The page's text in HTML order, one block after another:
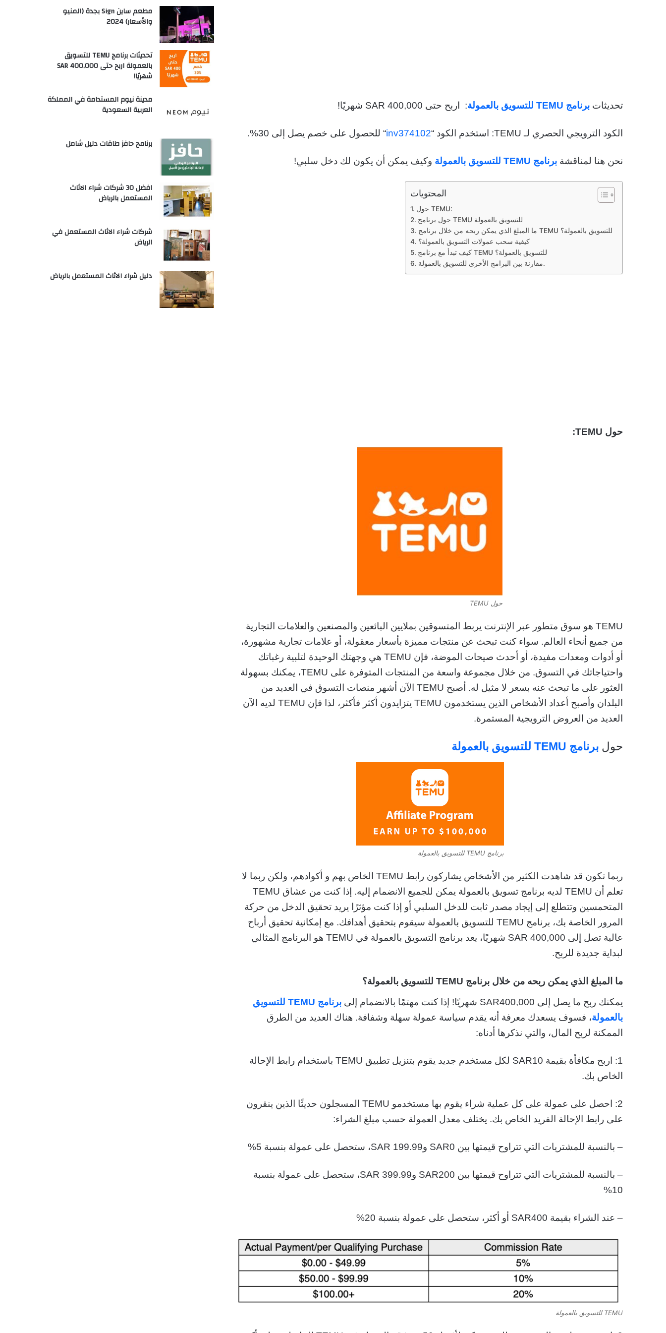
تحديثات برنامج TEMU للتسويق بالعمولة : اربح حتى SAR 400,000 شهريًا!
الكود الترويجي الحصري لـ TEMU: استخدم الكود “ inv374102
“ للحصول على خصم يصل إلى 30%.
نحن هنا لمناقشة برنامج TEMU للتسويق بالعمولة وكيف يمكن أن يكون لك دخل سلبي!
المحتويات
حول TEMU:
حول برنامج TEMU للتسويق بالعمولة
ما المبلغ الذي يمكن ربحه من خلال برنامج TEMU للتسويق بالعمولة؟
كيفية سحب عمولات التسويق بالعمولة؟
كيف تبدأ مع برنامج TEMU للتسويق بالعمولة؟
مقارنة بين البرامج الأخرى للتسويق بالعمولة.
حول TEMU:
حول TEMU
TEMU هو سوق متطور عبر الإنترنت يربط المتسوقين بملايين البائعين والمصنعين والعلامات التجارية
من جميع أنحاء العالم. سواء كنت تبحث عن منتجات مميزة بأسعار معقولة، أو علامات تجارية مشهورة،
أو أدوات ومعدات مفيدة، أو أحدث صيحات الموضة، فإن TEMU هي وجهتك الوحيدة لتلبية رغباتك
واحتياجاتك في التسوق. من خلال مجموعة واسعة من المنتجات المتوفرة على TEMU، يمكنك بسهولة
العثور على ما تبحث عنه بسعر لا مثيل له. أصبح TEMU الآن أشهر منصات التسوق في العديد من
البلدان وأصبح أعداد الأشخاص الذين يستخدمون TEMU يتزايدون أكثر فأكثر، لذا فإن TEMU لديه الآن
العديد من العروض الترويجية المستمرة.
حول برنامج TEMU للتسويق بالعمولة
برنامج TEMU للتسويق بالعمولة
ربما تكون قد شاهدت الكثير من الأشخاص يشاركون رابط TEMU الخاص بهم و أكوادهم، ولكن ربما لا
تعلم أن TEMU لديه برنامج تسويق بالعمولة يمكن للجميع الانضمام إليه. إذا كنت من عشاق TEMU
المتحمسين وتتطلع إلى إيجاد مصدر ثابت للدخل السلبي أو إذا كنت مؤثرًا يريد تحقيق الدخل من حركة
المرور الخاصة بك، برنامج TEMU للتسويق بالعمولة سيقوم بتحقيق أهدافك. مع إمكانية تحقيق أرباح
عالية تصل إلى SAR 400,000 شهريًا، يعد برنامج التسويق بالعمولة في TEMU هو البرنامج المثالي
لبداية جديدة للربح.
ما المبلغ الذي يمكن ربحه من خلال برنامج TEMU للتسويق بالعمولة؟
يمكنك ربح ما يصل إلى SAR400,000 شهريًا! إذا كنت مهتمًا بالانضمام إلى
برنامج TEMU للتسويق
بالعمولة، فسوف يسعدك معرفة أنه يقدم سياسة عمولة سهلة وشفافة. هناك العديد من الطرق
الممكنة لربح المال، والتي نذكرها أدناه:
1: اربح مكافأة بقيمة SAR10 لكل مستخدم جديد يقوم بتنزيل تطبيق TEMU باستخدام رابط الإحالة
الخاص بك.
2: احصل على عمولة على كل عملية شراء يقوم بها مستخدمو TEMU المسجلون حديثًا الذين ينقرون
على رابط الإحالة الفريد الخاص بك. يختلف معدل العمولة حسب مبلغ الشراء:
– بالنسبة للمشتريات التي تتراوح قيمتها بين SAR0 وSAR 199.99، ستحصل على عمولة بنسبة 5%
– بالنسبة للمشتريات التي تتراوح قيمتها بين SAR200 وSAR 399.99، ستحصل على عمولة بنسبة
10%
– عند الشراء بقيمة SAR400 أو أكثر، ستحصل على عمولة بنسبة 20%
TEMU للتسويق بالعمولة
مطعم ساين Sign بجدة (المنيو
والأسعار) 2024
تحديثات برنامج TEMU للتسويق
بالعمولة اربح حتى SAR 400,000
شهريًا!
مدينة نيوم المستدامة في المملكة
العربية السعودية
برنامج حافز طاقات دليل شامل
افضل 30 شركات شراء الاثاث
المستعمل بالرياض
شركات شراء الاثاث المستعمل في
الرياض
دليل شراء الاثاث المستعمل بالرياض